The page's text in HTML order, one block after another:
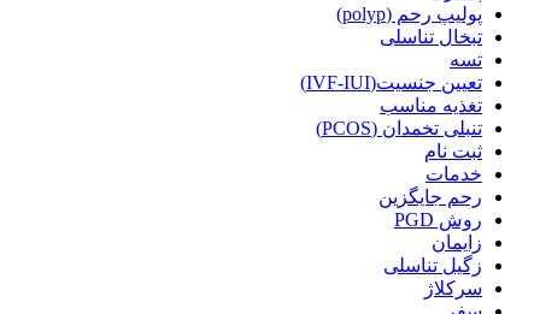
پولیپ رحم (polyp)
تبخال تناسلی
تسه
تعیین جنسیت(IVF-IUI)
تغذیه مناسب
تنبلی تخمدان (PCOS)
ثبت نام
خدمات
رحم جایگزین
روش PGD
زایمان
زگیل تناسلی
سرکلاژ